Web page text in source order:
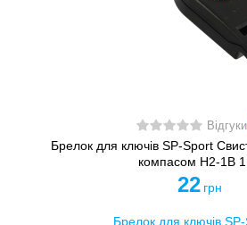
Відгуки
Брелок для ключів SP-Sport
компасом H2-1B
22 грн